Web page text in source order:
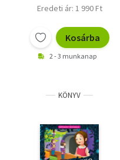
Eredeti ár: 1 990 Ft
Kosárba
2 - 3 munkanap
KÖNYV